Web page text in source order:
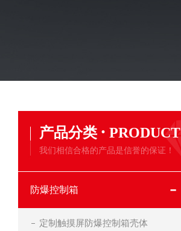
产品分类 · PRODUCT
我们相信合格的产品是信誉的保证！
防爆控制箱
定制触摸屏防爆控制箱壳体